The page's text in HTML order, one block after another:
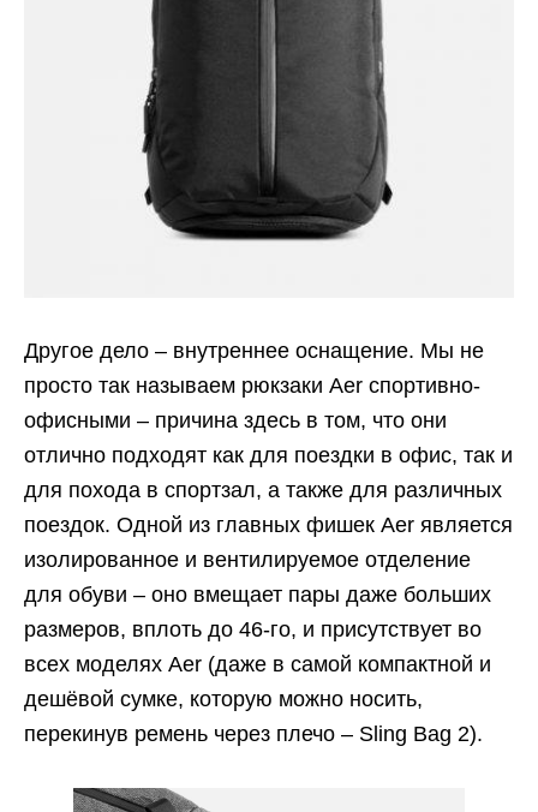
Другое дело – внутреннее оснащение. Мы не
просто так называем рюкзаки Aer спортивно-
офисными – причина здесь в том, что они
отлично подходят как для поездки в офис, так и
для похода в спортзал, а также для различных
поездок. Одной из главных фишек Aer является
изолированное и вентилируемое отделение
для обуви – оно вмещает пары даже больших
размеров, вплоть до 46-го, и присутствует во
всех моделях Aer (даже в самой компактной и
дешёвой сумке, которую можно носить,
перекинув ремень через плечо – Sling Bag 2).